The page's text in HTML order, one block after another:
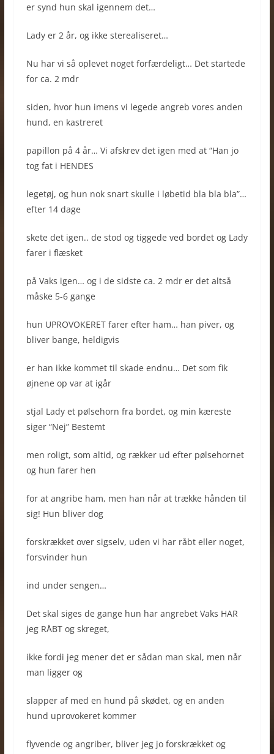
er synd hun skal igennem det…
Lady er 2 år, og ikke sterealiseret…
Nu har vi så oplevet noget forfærdeligt… Det startede
for ca. 2 mdr
siden, hvor hun imens vi legede angreb vores anden
hund, en kastreret
papillon på 4 år… Vi afskrev det igen med at “Han jo
tog fat i HENDES
legetøj, og hun nok snart skulle i løbetid bla bla bla”…
efter 14 dage
skete det igen.. de stod og tiggede ved bordet og Lady
farer i flæsket
på Vaks igen… og i de sidste ca. 2 mdr er det altså
måske 5-6 gange
hun UPROVOKERET farer efter ham… han piver, og
bliver bange, heldigvis
er han ikke kommet til skade endnu… Det som fik
øjnene op var at igår
stjal Lady et pølsehorn fra bordet, og min kæreste
siger “Nej” Bestemt
men roligt, som altid, og rækker ud efter pølsehornet
og hun farer hen
for at angribe ham, men han når at trække hånden til
sig! Hun bliver dog
forskrækket over sigselv, uden vi har råbt eller noget,
forsvinder hun
ind under sengen…
Det skal siges de gange hun har angrebet Vaks HAR
jeg RÅBT og skreget,
ikke fordi jeg mener det er sådan man skal, men når
man ligger og
slapper af med en hund på skødet, og en anden
hund uprovokeret kommer
flyvende og angriber, bliver jeg jo forskrækket og